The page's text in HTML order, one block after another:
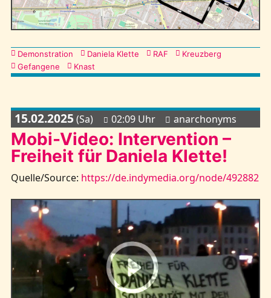
Kategorien
Demonstration Daniela Klette RAF
Kreuzberg
Gefangene
Knast
15.02.2025 (Sa) 02:09 Uhr anarchonyms
Mobi-Video: Intervention –
Freiheit für Daniela Klette!
Quelle/Source: https://de.indymedia.org/node/492882